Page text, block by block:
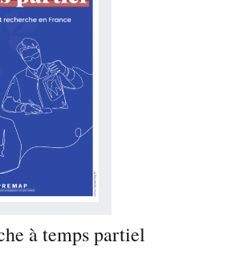
à temps partiel